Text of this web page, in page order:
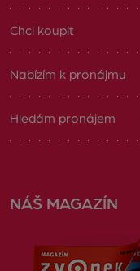
Chci koupit
Nabízím k pronájmu
Hledám pronájem
NÁŠ MAGAZÍN